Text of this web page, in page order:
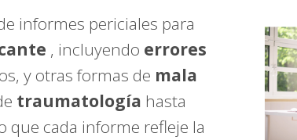
informes periciales para
, incluyendo errores
y otras formas de mala
traumatología hasta
que cada informe refleje la